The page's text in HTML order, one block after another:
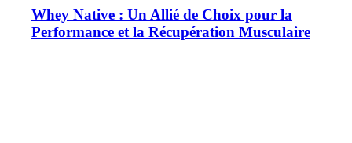
Whey Native : Un Allié de Choix pour la
Performance et la Récupération Musculaire